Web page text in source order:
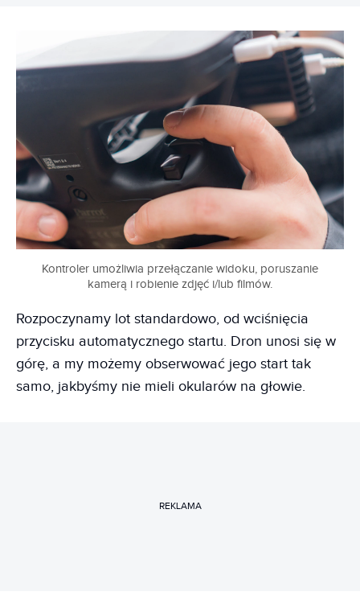
Kontroler umożliwia przełączanie widoku, poruszanie
kamerą i robienie zdjęć i/lub filmów.
Rozpoczynamy lot standardowo, od wciśnięcia
przycisku automatycznego startu. Dron unosi się w
górę, a my możemy obserwować jego start tak
samo, jakbyśmy nie mieli okularów na głowie.
REKLAMA